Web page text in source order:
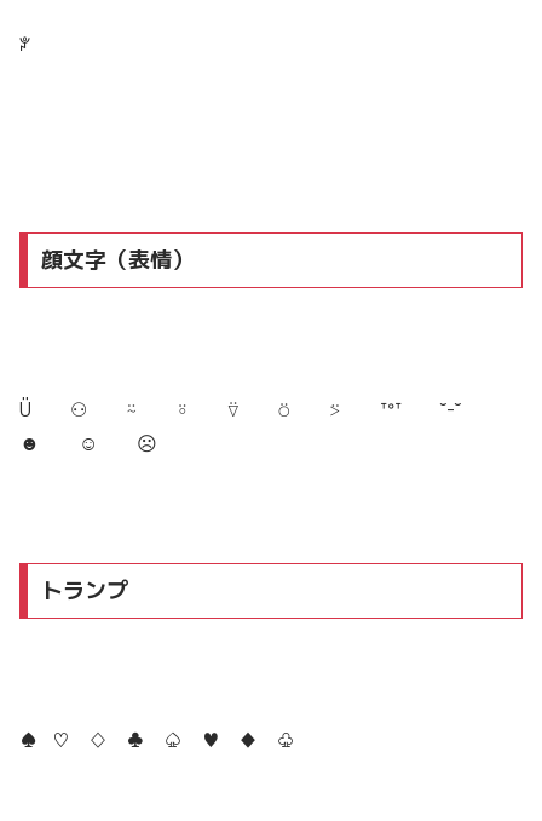
ꐕ
顔文字（表情）
Ü ⚇ ‪⍨ ⍤ ⍢ ⍥ ⍩ ᐪᐤᐪ ˘-˘
☻︎ ☺︎ ☹︎
トランプ
♠ ♡ ♢ ♣ ♤ ♥ ♦ ♧